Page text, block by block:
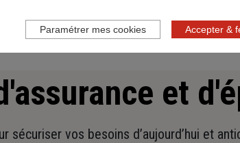
et
sécuriser vos besoins d’aujourd’hui et
Accepter &
Paramétrer mes cookies